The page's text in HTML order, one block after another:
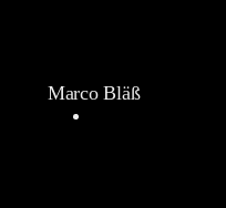
Marco Bläß